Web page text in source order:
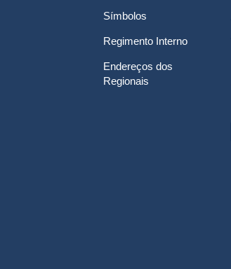
Símbolos
Regimento Interno
Endereços dos
Regionais